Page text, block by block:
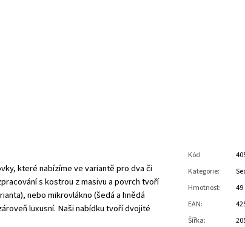
které nabízíme ve variantě pro dva či
s kostrou z masivu a povrch tvoří
nebo mikrovlákno (šedá a hnědá
luxusní. Naši nabídku tvoří dvojité
Kód
Kategorie:
Hmotnost:
49
EAN:
Šířka: